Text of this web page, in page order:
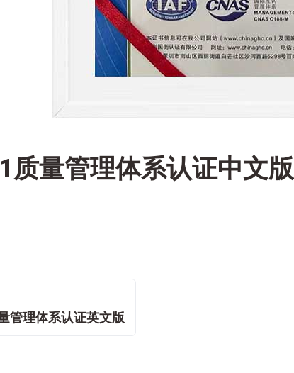
质量管理体系认证中文版
管理体系认证英文版